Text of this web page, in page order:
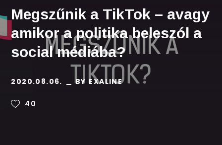
Megszűnik a TikTok – avagy
amikor a politika beleszól a
social médiába?
2020.08.06. BY EXALINE
40